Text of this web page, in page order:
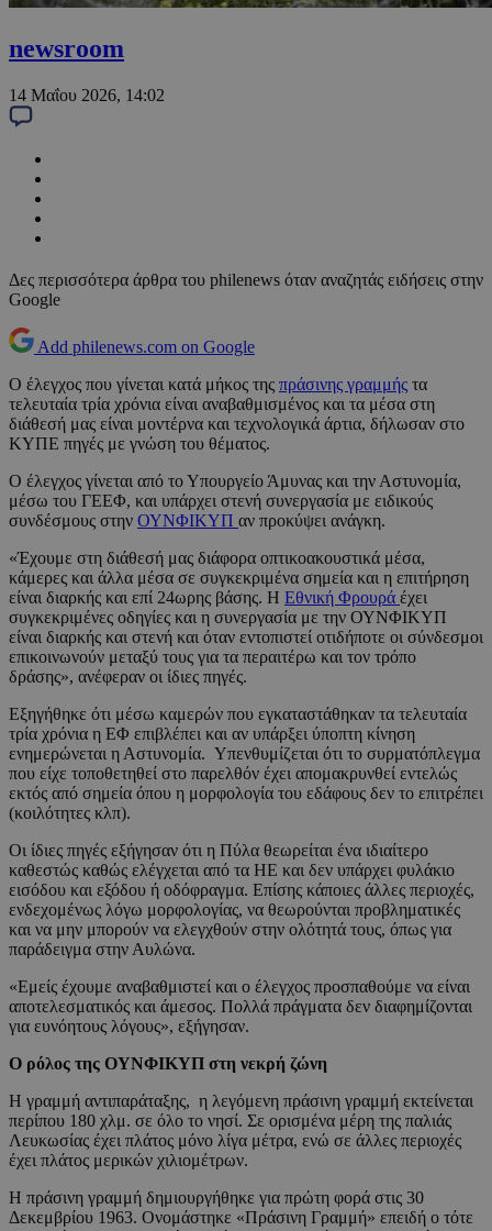
newsroom
14 Μαΐου 2026, 14:02
Δες περισσότερα άρθρα του philenews όταν αναζητάς ειδήσεις στην
Google
Add philenews.com on Google
Ο έλεγχος που γίνεται κατά μήκος της πράσινης γραμμής τα
τελευταία τρία χρόνια είναι αναβαθμισμένος και τα μέσα στη
διάθεσή μας είναι μοντέρνα και τεχνολογικά άρτια, δήλωσαν στο
ΚΥΠΕ πηγές με γνώση του θέματος.
Ο έλεγχος γίνεται από το Υπουργείο Άμυνας και την Αστυνομία,
μέσω του ΓΕΕΦ, και υπάρχει στενή συνεργασία με ειδικούς
συνδέσμους στην ΟΥΝΦΙΚΥΠ αν προκύψει ανάγκη.
«Έχουμε στη διάθεσή μας διάφορα οπτικοακουστικά μέσα,
κάμερες και άλλα μέσα σε συγκεκριμένα σημεία και η επιτήρηση
είναι διαρκής και επί 24ωρης βάσης. Η Εθνική Φρουρά έχει
συγκεκριμένες οδηγίες και η συνεργασία με την ΟΥΝΦΙΚΥΠ
είναι διαρκής και στενή και όταν εντοπιστεί οτιδήποτε οι σύνδεσμοι
επικοινωνούν μεταξύ τους για τα περαιτέρω και τον τρόπο
δράσης», ανέφεραν οι ίδιες πηγές.
Εξηγήθηκε ότι μέσω καμερών που εγκαταστάθηκαν τα τελευταία
τρία χρόνια η ΕΦ επιβλέπει και αν υπάρξει ύποπτη κίνηση
ενημερώνεται η Αστυνομία. Υπενθυμίζεται ότι το συρματόπλεγμα
που είχε τοποθετηθεί στο παρελθόν έχει απομακρυνθεί εντελώς
εκτός από σημεία όπου η μορφολογία του εδάφους δεν το επιτρέπει
(κοιλότητες κλπ).
Οι ίδιες πηγές εξήγησαν ότι η Πύλα θεωρείται ένα ιδιαίτερο
καθεστώς καθώς ελέγχεται από τα ΗΕ και δεν υπάρχει φυλάκιο
εισόδου και εξόδου ή οδόφραγμα. Επίσης κάποιες άλλες περιοχές,
ενδεχομένως λόγω μορφολογίας, να θεωρούνται προβληματικές
και να μην μπορούν να ελεγχθούν στην ολότητά τους, όπως για
παράδειγμα στην Αυλώνα.
«Εμείς έχουμε αναβαθμιστεί και ο έλεγχος προσπαθούμε να είναι
αποτελεσματικός και άμεσος. Πολλά πράγματα δεν διαφημίζονται
για ευνόητους λόγους», εξήγησαν.
Ο ρόλος της ΟΥΝΦΙΚΥΠ στη νεκρή ζώνη
Η γραμμή αντιπαράταξης, η λεγόμενη πράσινη γραμμή εκτείνεται
περίπου 180 χλμ. σε όλο το νησί. Σε ορισμένα μέρη της παλιάς
Λευκωσίας έχει πλάτος μόνο λίγα μέτρα, ενώ σε άλλες περιοχές
έχει πλάτος μερικών χιλιομέτρων.
H πράσινη γραμμή δημιουργήθηκε για πρώτη φορά στις 30
Δεκεμβρίου 1963. Ονομάστηκε «Πράσινη Γραμμή» επειδή ο τότε